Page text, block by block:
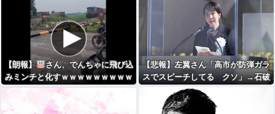
【朗報】
さん、でんちゃに飛び込
みミンチと化すｗｗｗｗｗｗｗｗｗ
ｗ
【悲報】左翼さん「高市が防弾ガラ
スでスピーチしてる クソ」→石破
もしていた